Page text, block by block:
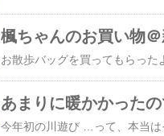
楓ちゃんのお買い物
お散歩バッグを買ってもらっ
あまりに暖かかった